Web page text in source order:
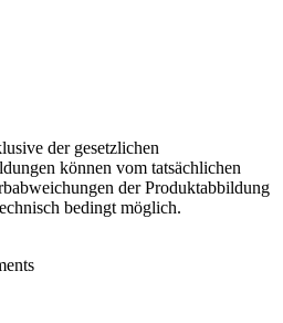
der gesetzlichen
können vom tatsächlichen
der Produktabbildung
bedingt möglich.